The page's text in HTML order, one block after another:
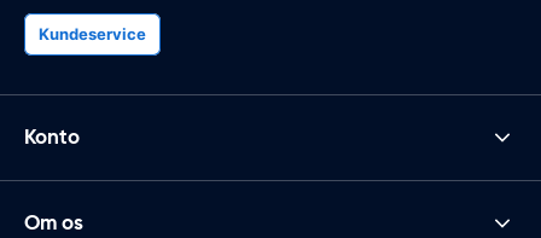
Kundeservice
Konto
Om os